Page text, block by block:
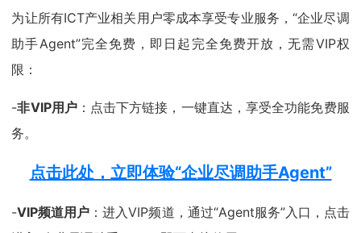
为让所有ICT产业相关用户零成本享受专业服务，“企业尽调
助手Agent”完全免费，即日起完全免费开放，无需VIP权
限：
-非VIP用户：点击下方链接，一键直达，享受全功能免费服
务。
点击此处，立即体验“企业尽调助手Agent”
-VIP频道用户 ：进入VIP频道，通过“Agent服务”入口，点击